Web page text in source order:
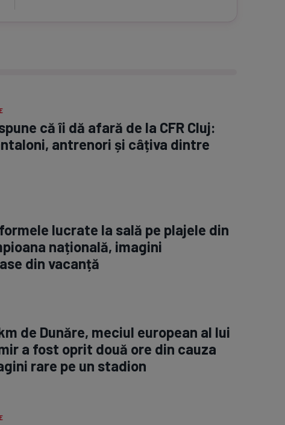
că îi dă afară de la CFR Cluj:
antrenori și câțiva dintre
lucrate la sală pe plajele din
națională, imagini
din vacanță
de Dunăre, meciul european al lui
a fost oprit două ore din cauza
rare pe un stadion